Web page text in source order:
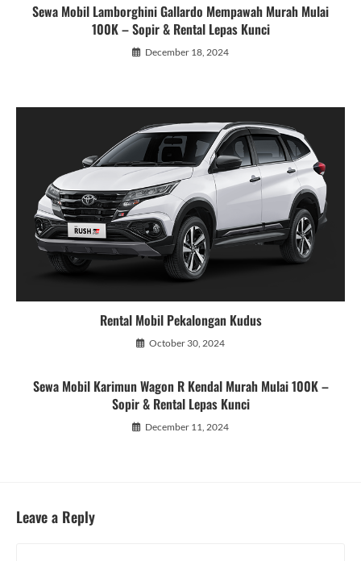
Sewa Mobil Lamborghini Gallardo Mempawah Murah Mulai
100K – Sopir & Rental Lepas Kunci
December 18, 2024
Rental Mobil Pekalongan Kudus
October 30, 2024
Sewa Mobil Karimun Wagon R Kendal Murah Mulai 100K –
Sopir & Rental Lepas Kunci
December 11, 2024
Leave a Reply